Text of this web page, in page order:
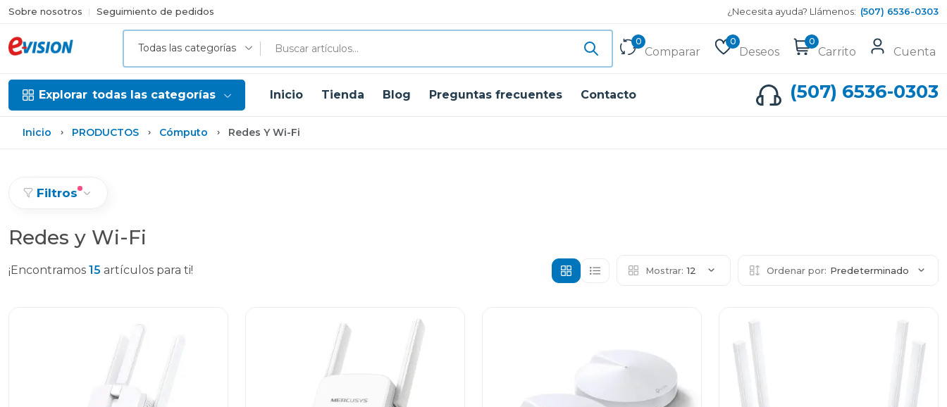
Sobre nosotros Seguimiento de pedidos ¿Necesita ayuda? Llámenos: (507) 6536-0303
Todas las categorías
0
Comparar
0
Deseos
0
Carrito Cuenta
Explorar todas las categorías Inicio Tienda Blog Preguntas frecuentes Contacto (507) 6536-0303
Inicio PRODUCTOS Cómputo Redes Y Wi-Fi
Filtros
Redes y Wi-Fi
¡Encontramos 15 artículos para ti! Mostrar: 12 Ordenar por: Predeterminado